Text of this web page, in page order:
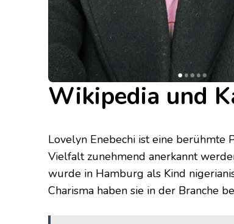
Wikipedia und
Lovelyn Enebechi ist eine berühmte
Vielfalt zunehmend anerkannt
wurde in Hamburg als Kind
Charisma haben sie in der Branche